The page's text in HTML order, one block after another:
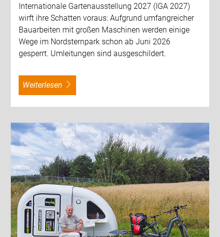
Internationale Gartenausstellung 2027 (IGA 2027)
wirft ihre Schatten voraus: Aufgrund umfangreicher
Bauarbeiten mit großen Maschinen werden einige
Wege im Nordsternpark schon ab Juni 2026
gesperrt. Umleitungen sind ausgeschildert.
weiterlesen